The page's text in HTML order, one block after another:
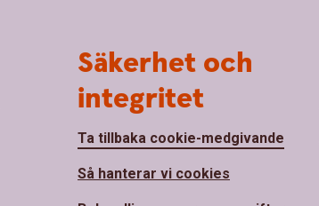
Säkerhet och
integritet
Ta tillbaka cookie-medgivande
Så hanterar vi cookies